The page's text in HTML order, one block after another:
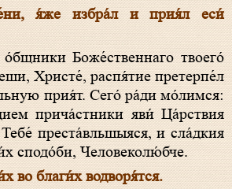
я́же избра́л и прия́л еси́
Христе́, распя́тие претерпе́л
прия́т. Сего́ ра́ди мо́лимся:
прича́стники яви́ Ца́рствия
преста́вльшыяся, и сла́дкия
сподо́би, Человеколю́бче.
во благи́х водворя́тся.